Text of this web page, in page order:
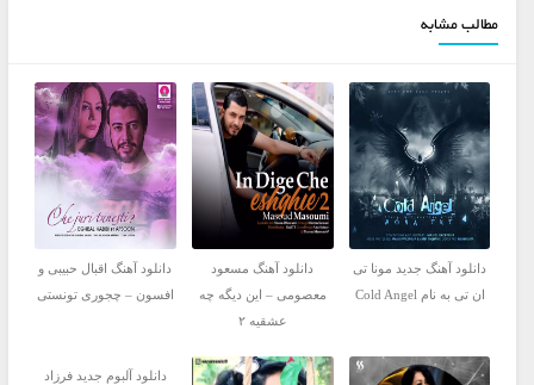
مطالب مشابه
دانلود آهنگ جدید مونا تی
ان تی به نام Cold Angel
دانلود آهنگ مسعود
معصومی – این دیگه چه
عشقیه ۲
دانلود آهنگ اقبال حبیبی و
افسون – چجوری تونستی
دانلود آلبوم جدید فرزاد